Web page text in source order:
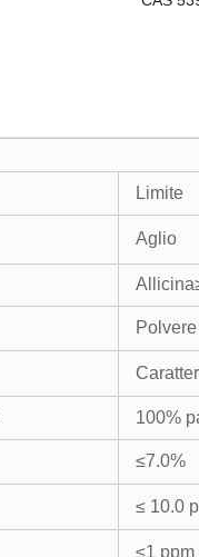
Limite
Aglio
100%
≤7.0%
≤ 10.0
≤1 ppm